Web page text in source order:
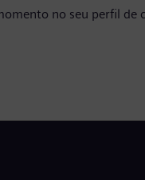
no seu perfil de